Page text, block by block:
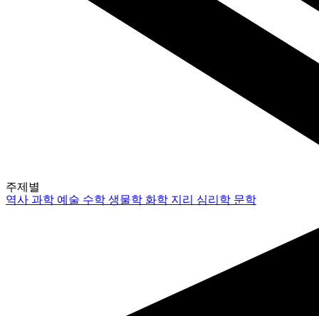
주제별
역사과학 예술 수학생물학 화학 지리 심리학 문학